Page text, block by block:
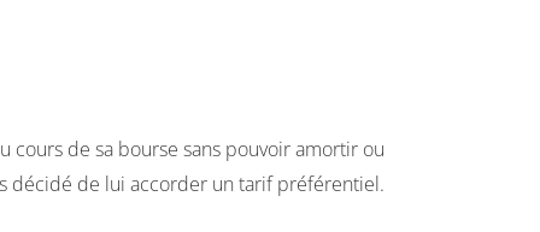
de sa bourse sans pouvoir amortir ou
décidé de lui accorder un tarif préférentiel.